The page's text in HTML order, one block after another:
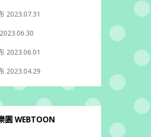
2023.07.31
2023.06.30
2023.06.01
2023.04.29
園 WEBTOON